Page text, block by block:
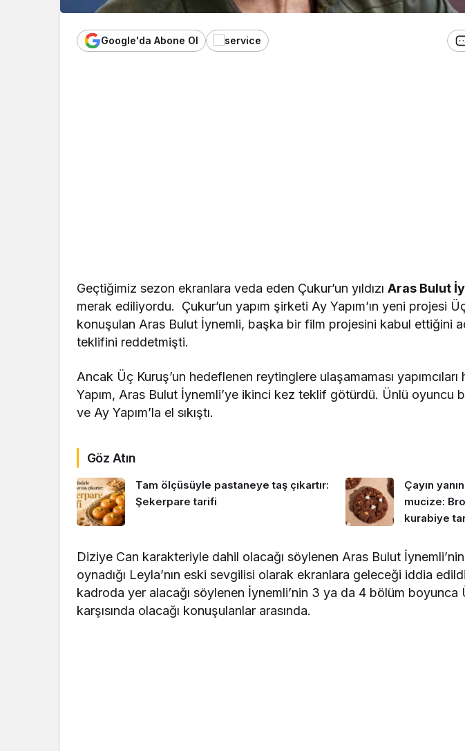
Google'da Abone Ol
Geçtiğimiz sezon ekranlara veda eden Çukur’un yıldızıAras Bulut
merak ediliyordu. Çukur’un yapım şirketi Ay Yapım’ın yeni projesi
konuşulan Aras Bulut İynemli, başka bir film projesini kabul ettiğini
teklifini reddetmişti.
Ancak Üç Kuruş’un hedeflenen reytinglere ulaşamaması
Yapım, Aras Bulut İynemli’ye ikinci kez teklif götürdü. Ünlü oyuncu
ve Ay Yapım’la el sıkıştı.
Göz Atın
Tam ölçüsüyle pastaneye taş çıkartır:
Şekerpare tarifi
Çayın
mucize:
kurabiye
Diziye Can karakteriyle dahil olacağı söylenen Aras Bulut İynemli’nin
oynadığı Leyla’nın eski sevgilisi olarak ekranlara geleceği iddia
kadroda yer alacağı söylenen İynemli’nin 3 ya da 4 bölüm boyunca
karşısında olacağı konuşulanlar arasında.